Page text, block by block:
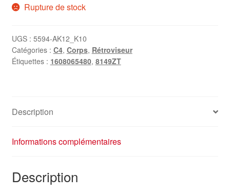
Rupture de stock
UGS : 5594-AK12_K10
Catégories : C4, Corps, Rétroviseur
Étiquettes : 1608065480, 8149ZT
Description
Informations complémentaires
Description